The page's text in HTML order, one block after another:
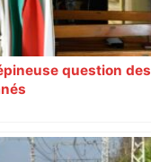
question des